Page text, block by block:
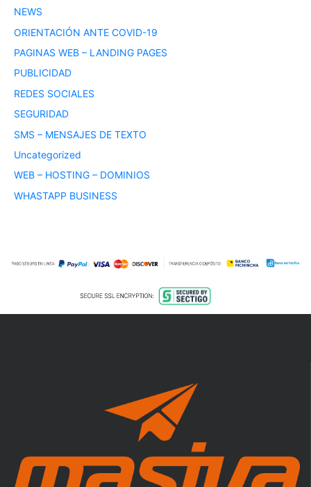
NEWS
ORIENTACIÓN ANTE COVID-19
PAGINAS WEB – LANDING PAGES
PUBLICIDAD
REDES SOCIALES
SEGURIDAD
SMS – MENSAJES DE TEXTO
Uncategorized
WEB – HOSTING – DOMINIOS
WHASTAPP BUSINESS